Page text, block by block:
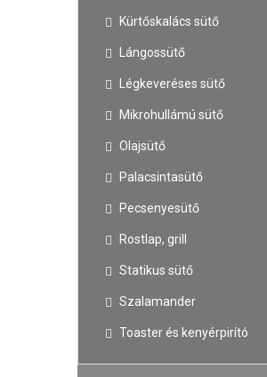
Kürtőskalács sütő
Lángossütő
Légkeveréses sütő
Mikrohullámú sütő
Olajsütő
Palacsintasütő
Pecsenyesütő
Rostlap, grill
Statikus sütő
Szalamander
Toaster és kenyérpirító